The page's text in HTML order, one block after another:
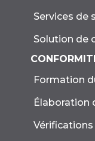
Services de
Solution de
Formation
Élaboration